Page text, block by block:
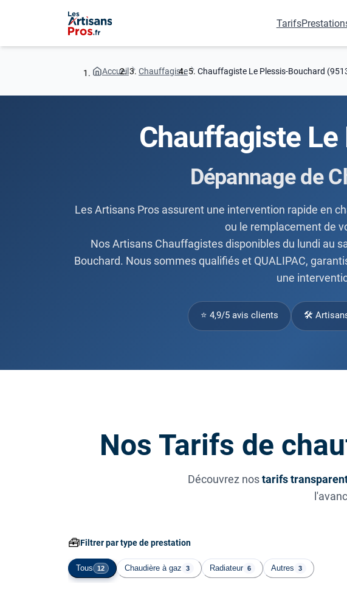
Tarifs
Accueil Chauffagiste Chauffagiste Le Plessis-Bouchard
Chauffagiste
Dépannage de
Les Artisans Pros assurent une intervention rapide en
ou le remplacement de
Nos Artisans Chauffagistes disponibles du lundi au
Bouchard. Nous sommes qualifiés et QUALIPAC,
une
⭐ 4,9/5 avis clients 🛠
Nos Tarifs de
Découvrez nostarifs
🧰Filtrer par type de prestation
Tous 12 Chaudière à gaz 3 Radiateur 6 Autres 3